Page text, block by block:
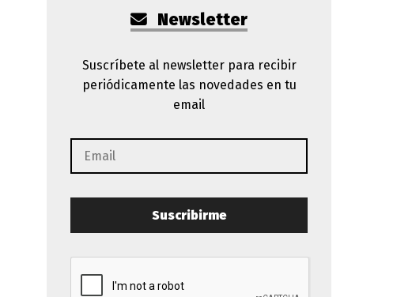
Newsletter
Suscríbete al newsletter para recibir
periódicamente las novedades en tu
email
Suscribirme